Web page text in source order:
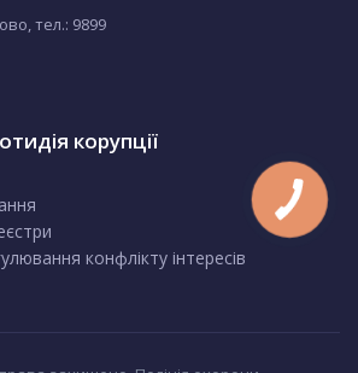
тел.: 9899
корупції
конфлікту інтересів